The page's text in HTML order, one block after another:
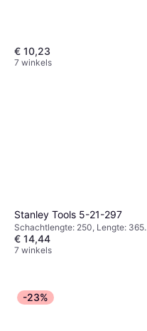
€ 10,23
7 winkels
Stanley Tools 5-21-297
Schachtlengte: 250, Lengte: 365,
Gewicht: 152
€ 14,44
7 winkels
-23%